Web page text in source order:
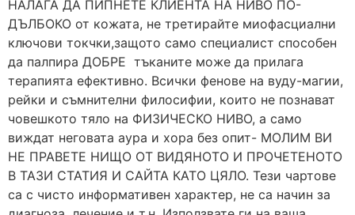
НАЛАГА ДА ПИПНЕТЕ КЛИЕНТА НА НИВО ПО-
ДЪЛБОКО от кожата, не третирайте миофасциални
ключови токчки,защото само специалист способен
да палпира ДОБРЕ тъканите може да прилага
терапията ефективно. Всички фенове на вуду-магии,
рейки и съмнителни филосифии, които не познават
човешкото тяло на ФИЗИЧЕСКО НИВО, а само
виждат неговата аура и хора без опит- МОЛИМ ВИ
НЕ ПРАВЕТЕ НИЩО ОТ ВИДЯНОТО И ПРОЧЕТЕНОТО
В ТАЗИ СТАТИЯ И САЙТА КАТО ЦЯЛО. Тези чартове
са с чисто информативен характер, не са начин за